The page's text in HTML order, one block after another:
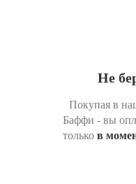
Не
Покупая в
Баффи - вы
только в